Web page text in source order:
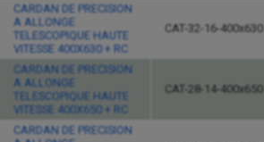
CARDAN DE PRECISION
A ALLONGE
TELESCOPIQUE HAUTE
VITESSE 400X630 + RC
CAT-32-16-400x630
CARDAN DE PRECISION
A ALLONGE
TELESCOPIQUE HAUTE
VITESSE 400X650 + RC
CAT-28-14-400x650
CARDAN DE PRECISION